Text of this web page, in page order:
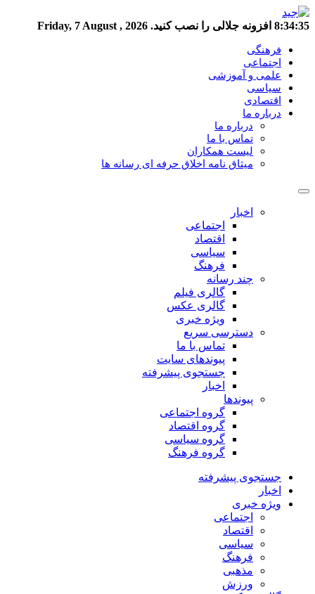
8:34:36 افزونه جلالی را نصب کنید. Friday, 7 August , 2026
فرهنگی
اجتماعی
علمی و آموزشی
سیاسی
اقتصادی
درباره ما
درباره ما
تماس با ما
لیست همکاران
میثاق نامه اخلاق حرفه ای رسانه ها
اخبار
اجتماعی
اقتصاد
سیاسی
فرهنگ
چند رسانه
گالری فیلم
گالری عکس
ویژه خبری
دسترسی سریع
تماس با ما
پیوندهای سایت
جستجوی پیشرفته
اخبار
پیوندها
گروه اجتماعی
گروه اقتصاد
گروه سیاسی
گروه فرهنگ
جستجوی پیشرفته
اخبار
ویژه خبری
اجتماعی
اقتصاد
سیاسی
فرهنگ
مذهبی
ورزش